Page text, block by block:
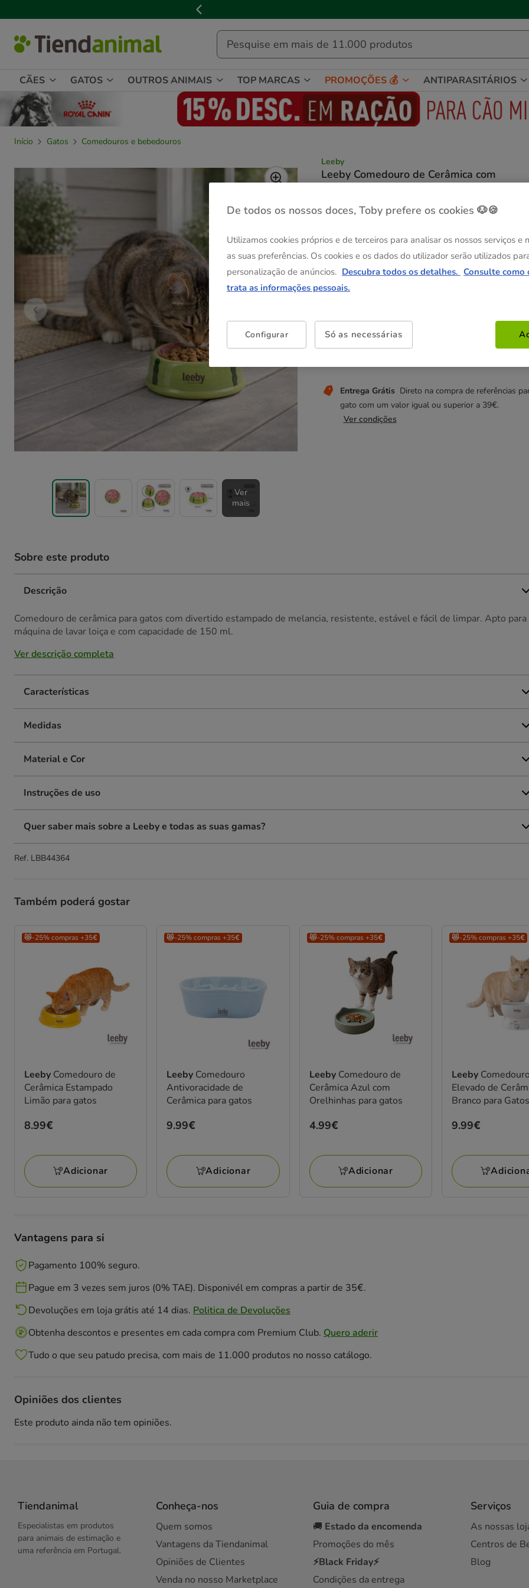
de
mensagem,
CÃES GATOS OUTROS ANIMAIS TOP MARCAS PROMOÇÕES 💰 ANTIPARASITÁRIOS
Início Gatos
Comedouros e bebedouros
Leeby
Leeby Comedouro de Cerâmica com
Ver
mais
150 ml
😻-25% compras +35€
😻-25% compras +35€
O desconto é aplicado no
carrinho na compra de 35€ numa seleção de
Entrega Grátis Direto na compra de referências
gato com um valor igual ou superior a 39€.
Ver condições
Sobre este produto
Descrição
Comedouro de cerâmica para gatos com divertido estampado de melancia, resistente, estável e fácil de limpar. Apto para
máquina de lavar loiça e com capacidade de 150 ml.
Ver descrição completa
Características
Medidas
Material e Cor
Instruções de uso
Quer saber mais sobre a Leeby e todas as suas gamas?
Ref. LBB44364
Também poderá gostar
😻-25% compras +35€
Leeby Comedouro de
Cerâmica Estampado
Limão para gatos
Preço
8.99€
Adicionar
😻-25% compras +35€
Leeby Comedouro
Antivoracidade de
Cerâmica para gatos
Preço
9.99€
Adicionar
😻-25% compras +35€
Leeby Comedouro de
Cerâmica Azul com
Orelhinhas para gatos
Preço
4.99€
Adicionar
😻-25% compras +35€
Leeby Comedouro
Elevado de
Branco para Gatos
Preço
9.99€
Vantagens para si
Pagamento 100% seguro.
Pague em 3 vezes sem juros (0% TAE). Disponivél em compras a partir de 35€.
Devoluções em loja grátis até 14 dias. Politica de Devoluções
Obtenha descontos e presentes em cada compra com Premium Club. Quero aderir
Tudo o que seu patudo precisa, com mais de 11.000 produtos no nosso catálogo.
Opiniões dos clientes
Este produto ainda não tem opiniões.
Tiendanimal
Especialistas em produtos
para animais de estimação e
uma referência em Portugal.
Conheça-nos
Quem somos
Vantagens da Tiendanimal
Opiniões de Clientes
Venda no nosso Marketplace
Guia de compra
🚚 Estado da encomenda
Promoções do mês
⚡Black Friday⚡
Condições da entrega
Serviços
As nossas
Centros de
Blog
De todos os nossos doces, Toby prefere os cookies 🐶🍪
Utilizamos cookies próprios e de terceiros para analisar os nossos serviços e
as suas preferências. Os cookies e os dados do utilizador serão utilizados
personalização de anúncios. Descubra todos os detalhes. Consulte como
trata as informações pessoais.
Configurar Só as necessárias